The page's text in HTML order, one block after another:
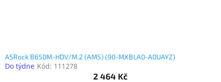
ASRock B650M-HDV/M.2 (AM5) (90-MXBLA0-A0UAYZ)
Do týdne Kód: 111278
2 464 Kč